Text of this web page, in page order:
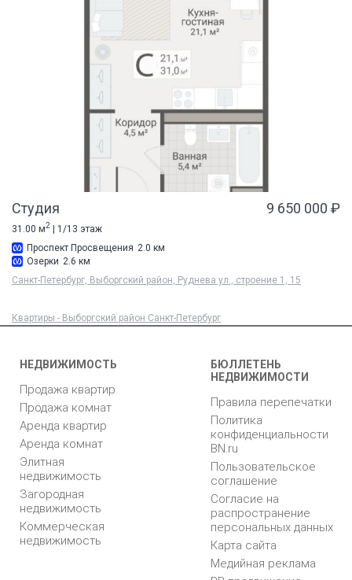
Студия 9 650 000 ₽
31.00 м2 | 1/13 этаж
Проспект Просвещения 2.0 км
Озерки 2.6 км
Санкт-Петербург, Выборгский район, Руднева ул., строение 1, 15
Квартиры - Выборгский район Санкт-Петербург
НЕДВИЖИМОСТЬ
Продажа квартир
Продажа комнат
Аренда квартир
Аренда комнат
Элитная
недвижимость
Загородная
недвижимость
Коммерческая
недвижимость
БЮЛЛЕТЕНЬ
НЕДВИЖИМОСТИ
Правила перепечатки
Политика
конфиденциальности
BN.ru
Пользовательское
соглашение
Согласие на
распространение
персональных данных
Карта сайта
Медийная реклама